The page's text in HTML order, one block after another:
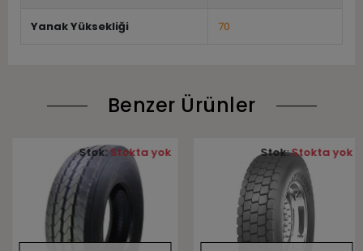
Yanak Yüksekliği 70
Benzer Ürünler
Stok:Stokta yok Stok:Stokta yok